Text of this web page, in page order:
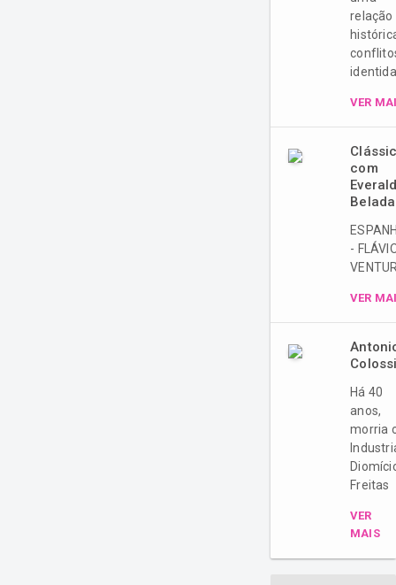
relação
VER
com
Belada
-
VER
Há 40
anos,
morria
Freitas
VER
MAIS